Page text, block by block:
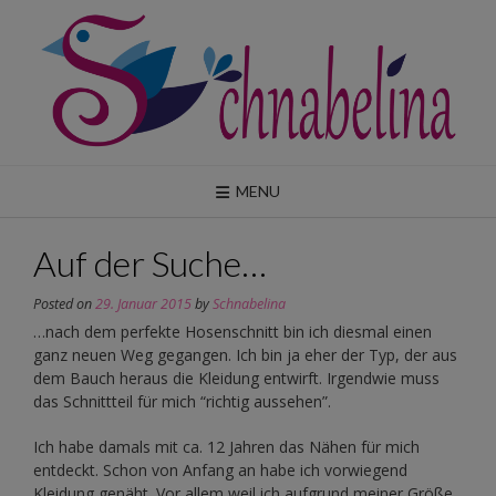
content
MENU
Auf der Suche…
Posted on29. Januar 2015bySchnabelina
…nach dem perfekte Hosenschnitt bin ich diesmal einen
ganz neuen Weg gegangen. Ich bin ja eher der Typ, der aus
dem Bauch heraus die Kleidung entwirft. Irgendwie muss
das Schnittteil für mich “richtig aussehen”.
Ich habe damals mit ca. 12 Jahren das Nähen für mich
entdeckt. Schon von Anfang an habe ich vorwiegend